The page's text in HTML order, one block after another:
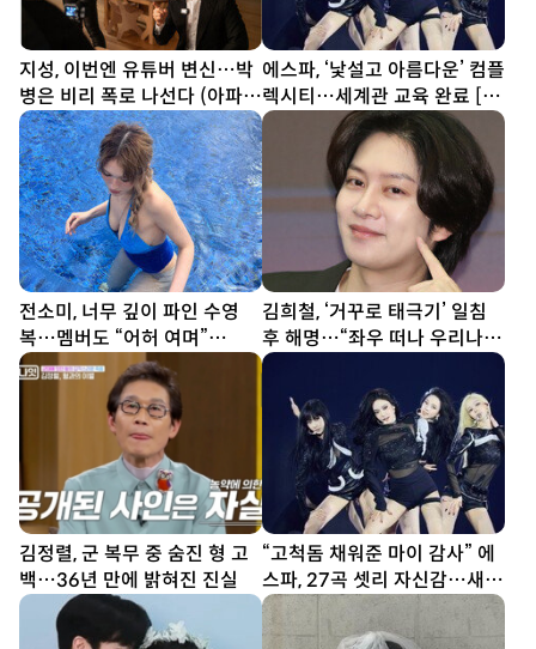
지성, 이번엔 유튜버 변신…박
병은 비리 폭로 나선다 (아파
트)
에스파, ‘낯설고 아름다운’ 컴플
렉시티…세계관 교육 완료 [종
합]
전소미, 너무 깊이 파인 수영
복…멤버도 “어허 여며”
[DA★]
김희철, ‘거꾸로 태극기’ 일침
후 해명…“좌우 떠나 우리나라
국기”[SD이슈]
김정렬, 군 복무 중 숨진 형 고
백…36년 만에 밝혀진 진실
“고척돔 채워준 마이 감사” 에
스파, 27곡 셋리 자신감…새
투어 시작 (종합)[DA현장]